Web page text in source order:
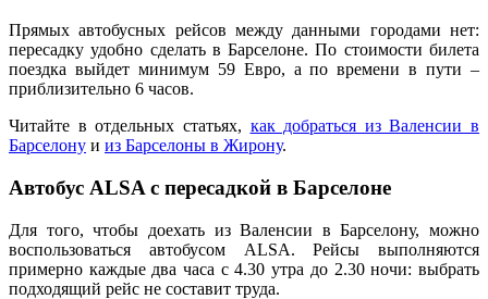
Прямых автобусных рейсов между данными городами нет:
пересадку удобно сделать в Барселоне. По стоимости билета
поездка выйдет минимум 59 Евро, а по времени в пути –
приблизительно 6 часов.
Читайте в отдельных статьях, как добраться из Валенсии в
Барселону и из Барселоны в Жирону.
Автобус ALSA с пересадкой в Барселоне
Для того, чтобы доехать из Валенсии в Барселону, можно
воспользоваться автобусом ALSA. Рейсы выполняются
примерно каждые два часа с 4.30 утра до 2.30 ночи: выбрать
подходящий рейс не составит труда.